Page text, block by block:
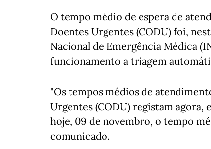
O tempo médio de espera de
Doentes Urgentes (CODU) foi,
Nacional de Emergência Médica
funcionamento a triagem
"Os tempos médios de
Urgentes (CODU) registam agora,
hoje, 09 de novembro, o tempo
comunicado.